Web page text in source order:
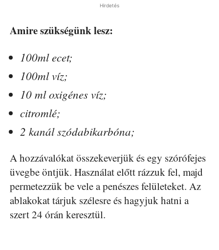
Hirdetés
Amire szükségünk lesz:
100ml ecet;
100ml víz;
10 ml oxigénes víz;
citromlé;
2 kanál szódabikarbóna;
A hozzávalókat összekeverjük és egy szórófejes
üvegbe öntjük. Használat előtt rázzuk fel, majd
permetezzük be vele a penészes felületeket. Az
ablakokat tárjuk szélesre és hagyjuk hatni a
szert 24 órán keresztül.